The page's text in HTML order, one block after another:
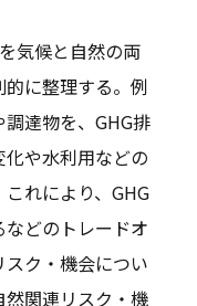
気候と自然の両
に整理する。例
達物を、GHG排
や水利用などの
れにより、GHG
どのトレードオ
ク・機会につい
関連リスク・機